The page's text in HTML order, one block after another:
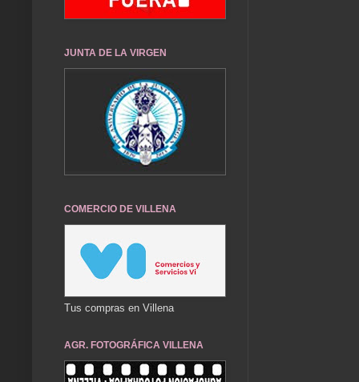
JUNTA DE LA VIRGEN
COMERCIO DE VILLENA
Tus compras en Villena
AGR. FOTOGRÁFICA VILLENA